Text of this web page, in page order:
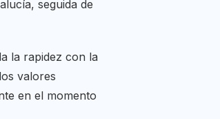
seguida de
la rapidez con la
valores
en el momento